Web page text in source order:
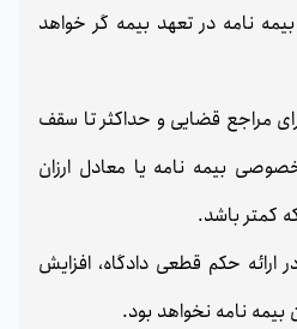
بیمه نامه در تعهد بیمه گر خواهد
مراجع قضایی و حداکثر تا سقف
بیمه نامه یا معادل ارزان
کمتر باشد.
در ارائه حکم قطعی دادگاه، افزایش
نامه نخواهد بود.